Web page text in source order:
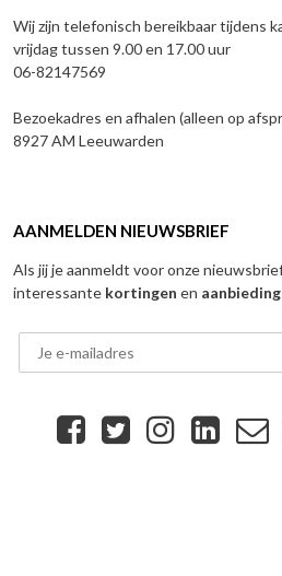
Wij zijn telefonisch bereikbaar tijdens
vrijdag tussen 9.00 en 17.00 uur
06-82147569
Bezoekadres en afhalen (alleen op
8927 AM Leeuwarden
AANMELDEN NIEUWSBRIEF
Als jij je aanmeldt voor onze
interessante kortingen en